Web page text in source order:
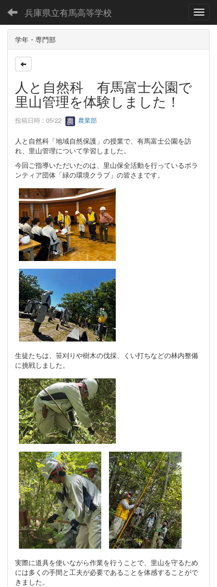
兵庫県立有馬高等学校
学年・専門部
人と自然科 有馬富士公園で
里山管理を体験しました！
投稿日時 : 05/22 農業部
人と自然科「地域自然保護」の授業で、有馬富士公園を訪
れ、里山管理について学習しました。
今回ご指導いただいたのは、里山保全活動を行っているボラ
ンティア団体「緑の環境クラブ」の皆さまです。
生徒たちは、笹刈りや樹木の伐採、くい打ちなどの林内整備
に挑戦しました。
実際に道具を使いながら作業を行うことで、里山を守るため
には多くの手間と工夫が必要であることを体感することがで
きました。